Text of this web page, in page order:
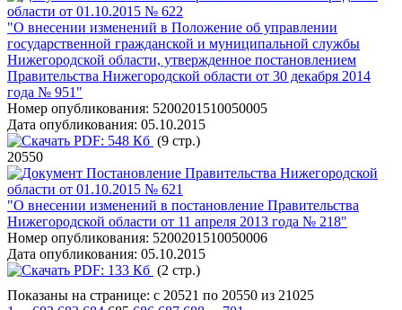
области от 01.10.2015 № 622
"О внесении изменений в Положение об управлении
государственной гражданской и муниципальной службы
Нижегородской области, утвержденное постановлением
Правительства Нижегородской области от 30 декабря 2014
года № 951"
Номер опубликования: 5200201510050005
Дата опубликования: 05.10.2015
PDF: 548 Кб (9 стр.)
20550
Постановление Правительства Нижегородской
области от 01.10.2015 № 621
"О внесении изменений в постановление Правительства
Нижегородской области от 11 апреля 2013 года № 218"
Номер опубликования: 5200201510050006
Дата опубликования: 05.10.2015
PDF: 133 Кб (2 стр.)
Показаны на странице: с 20521 по 20550 из 21025